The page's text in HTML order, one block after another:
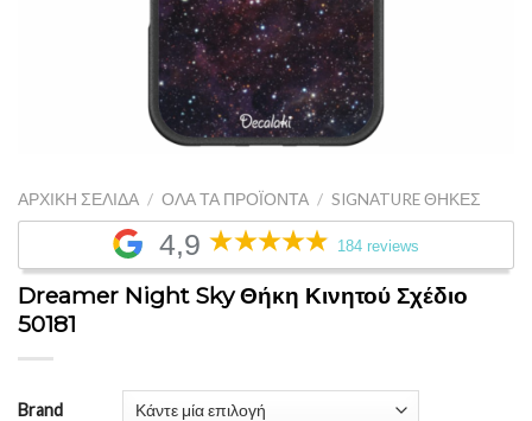
ΑΡΧΙΚΉ ΣΕΛΊΔΑ / ΌΛΑ ΤΑ ΠΡΟΪΌΝΤΑ / SIGNATURE ΘΉΚΕΣ
4,9 184 reviews
Dreamer Night Sky Θήκη Κινητού Σχέδιο
50181
Brand